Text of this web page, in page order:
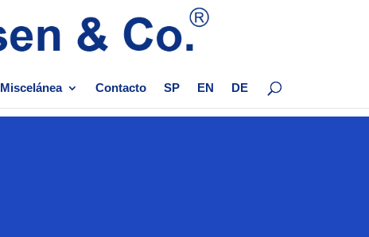
Miscelánea Contacto SP EN DE